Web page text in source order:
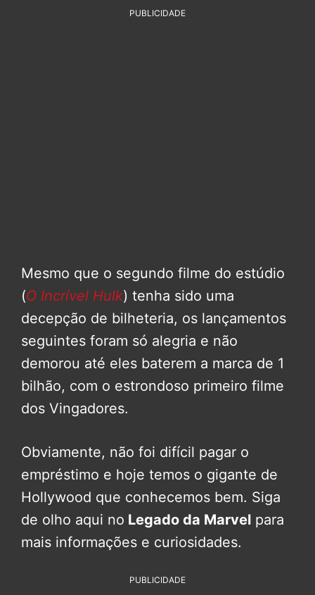
PUBLICIDADE
Mesmo que o segundo filme do estúdio
(O Incrível Hulk) tenha sido uma
decepção de bilheteria, os lançamentos
seguintes foram só alegria e não
demorou até eles baterem a marca de 1
bilhão, com o estrondoso primeiro filme
dos Vingadores.
Obviamente, não foi difícil pagar o
empréstimo e hoje temos o gigante de
Hollywood que conhecemos bem. Siga
de olho aqui no Legado da Marvel para
mais informações e curiosidades.
PUBLICIDADE